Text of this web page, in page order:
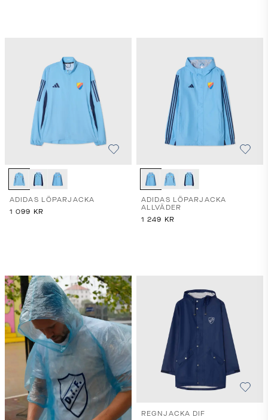
ADIDAS LÖPARJACKA
1 099 KR
ADIDAS LÖPARJACKA
ALLVÄDER
1 249 KR
REGNJACKA DIF